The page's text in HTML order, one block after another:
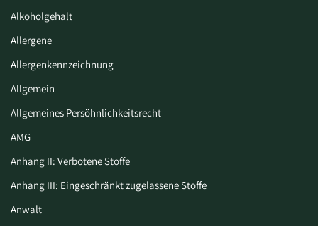
Alkoholgehalt
Allergene
Allergenkennzeichnung
Allgemein
Allgemeines Persöhnlichkeitsrecht
AMG
Anhang II: Verbotene Stoffe
Anhang III: Eingeschränkt zugelassene Stoffe
Anwalt